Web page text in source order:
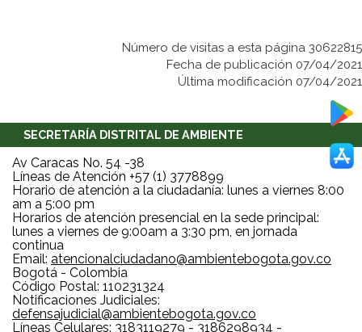
Número de visitas a esta página 30622815
Fecha de publicación 07/04/2021
Última modificación 07/04/2021
SECRETARÍA DISTRITAL DE AMBIENTE
Av Caracas No. 54 -38
Líneas de Atención +57 (1) 3778899
Horario de atención a la ciudadanía: lunes a viernes 8:00
am a 5:00 pm
Horarios de atención presencial en la sede principal:
lunes a viernes de 9:00am a 3:30 pm, en jornada
continua
Email: atencionalciudadano@ambientebogota.gov.co
Bogotá - Colombia
Código Postal: 110231324
Notificaciones Judiciales:
defensajudicial@ambientebogota.gov.co
Líneas Celulares: 3183119279 - 3186298934 -